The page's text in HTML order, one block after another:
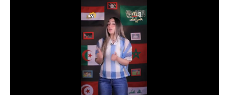
الدوري السعودي للمحترفين